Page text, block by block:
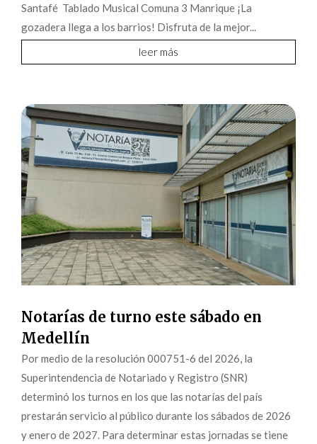
Santafé Tablado Musical Comuna 3 Manrique ¡La
gozadera llega a los barrios! Disfruta de la mejor...
leer más
Notarías de turno este sábado en
Medellín
Por medio de la resolución 000751-6 del 2026, la
Superintendencia de Notariado y Registro (SNR)
determinó los turnos en los que las notarías del país
prestarán servicio al público durante los sábados de 2026
y enero de 2027. Para determinar estas jornadas se tiene